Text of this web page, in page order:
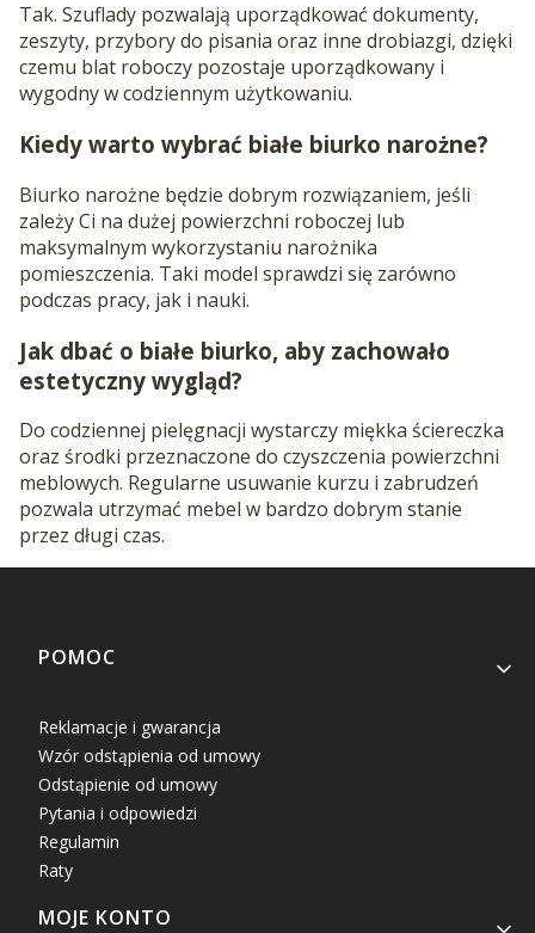
Tak. Szuflady pozwalają uporządkować dokumenty,
zeszyty, przybory do pisania oraz inne drobiazgi, dzięki
czemu blat roboczy pozostaje uporządkowany i
wygodny w codziennym użytkowaniu.
Kiedy warto wybrać białe biurko narożne?
Biurko narożne będzie dobrym rozwiązaniem, jeśli
zależy Ci na dużej powierzchni roboczej lub
maksymalnym wykorzystaniu narożnika
pomieszczenia. Taki model sprawdzi się zarówno
podczas pracy, jak i nauki.
Jak dbać o białe biurko, aby zachowało
estetyczny wygląd?
Do codziennej pielęgnacji wystarczy miękka ściereczka
oraz środki przeznaczone do czyszczenia powierzchni
meblowych. Regularne usuwanie kurzu i zabrudzeń
pozwala utrzymać mebel w bardzo dobrym stanie
przez długi czas.
Linki w stopce
POMOC
Reklamacje i gwarancja
Wzór odstąpienia od umowy
Odstąpienie od umowy
Pytania i odpowiedzi
Regulamin
Raty
MOJE KONTO